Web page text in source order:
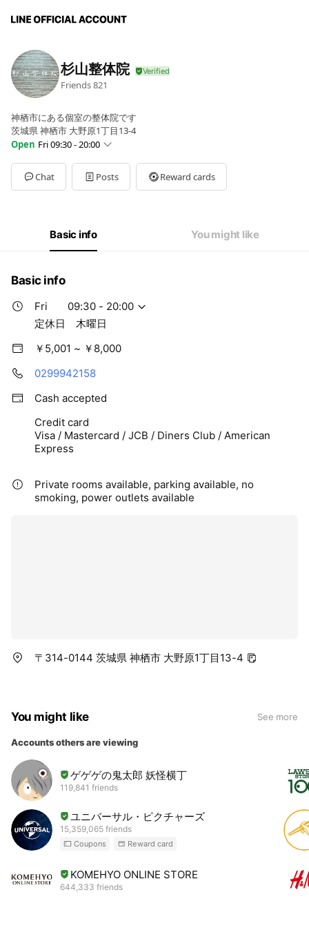
杉山整体院
Friends821
神栖市にある個室の整体院です
茨城県 神栖市 大野原1丁目13-4
Open Fri 09:30 - 20:00
Sun09:30 - 20:00
Mon09:30 - 20:00
Tue
09:30 - 20:00
09:30 - 20:00
定休日 木曜日
Chat Posts Reward cards
Basic info You might like
Basic info
Fri
09:30 - 20:00
定休日 木曜日
￥5,001 ~ ￥8,000
0299942158
Cash accepted
Credit card
Visa / Mastercard / JCB / Diners Club / American
Express
Private rooms available, parking available, no
smoking, power outlets available
〒314-0144 茨城県 神栖市 大野原1丁目13-4
You might like See more
Accounts others are viewing
ゲゲゲの鬼太郎 妖怪横丁
119,841 friends
ユニバーサル・ピクチャーズ
15,359,065 friends
Coupons Reward card
KOMEHYO ONLINE STORE
644,333 friends